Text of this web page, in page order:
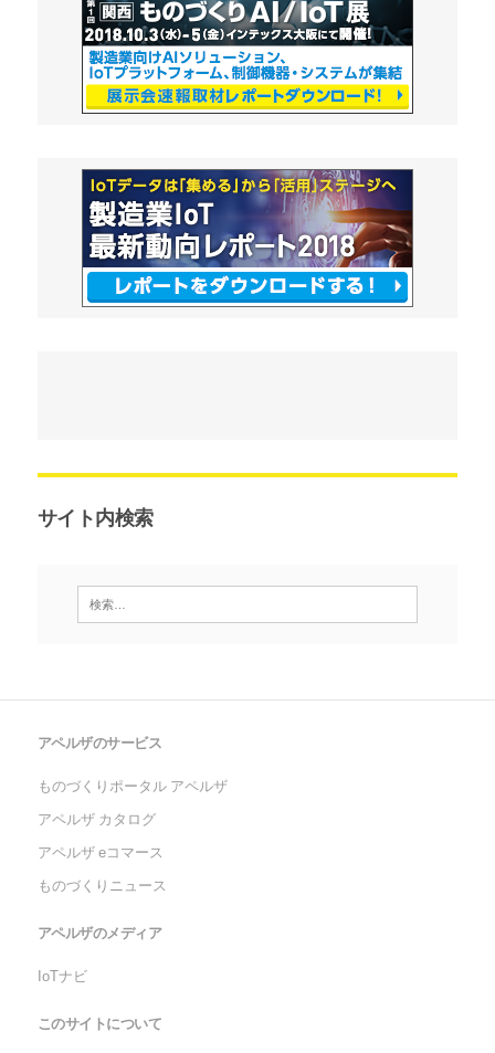
サイト内検索
アペルザのサービス
ものづくりポータル アペルザ
アペルザ カタログ
アペルザ eコマース
ものづくりニュース
アペルザのメディア
IoTナビ
このサイトについて